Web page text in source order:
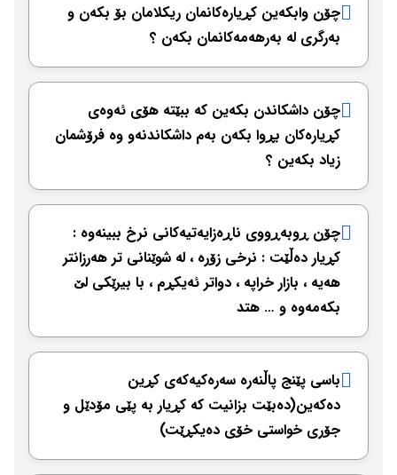
چۆن وابكەین كڕیارەكانمان ریكلامان بۆ بكەن و
بەرگری لە بەرهەمەكانمان بكەن ؟
چۆن داشكاندن بكەین كە ببێتە هۆی ئەوەی
كڕیارەكان بڕوا بكەن بەم داشكاندنەو وە فرۆشمان
زیاد بكەین ؟
چۆن ڕوبەڕووی ناڕەزایەتیەكانی نرخ ببینەوە :
كڕیار دەڵێت : نرخی زۆرە ، لە شوێنانی تر هەرزانتر
هەیە ، بازار خراپە ، دواتر ئەیكڕم ، با بیرێكی لێ
بكەمەوە و … هتد
باسی پێنج پاڵنەرە سەرەكیەكەی كڕین
دەكەین(دەبێت بزانیت كە كڕیار بە پێی مۆدێل و
جۆری خواستی خۆی دەیكڕێت)